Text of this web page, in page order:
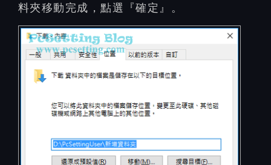
料夾移動完成，點選『確定』。